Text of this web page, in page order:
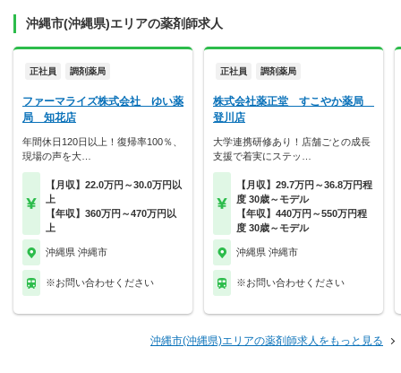
沖縄市(沖縄県)エリアの薬剤師求人
正社員 調剤薬局
ファーマライズ株式会社 ゆい薬
局 知花店
年間休日120日以上！復帰率100％、
現場の声を大…
【月収】22.0万円～30.0万円以
上
【年収】360万円～470万円以
上
沖縄県 沖縄市
※お問い合わせください
正社員 調剤薬局
株式会社薬正堂 すこやか薬局
登川店
大学連携研修あり！店舗ごとの成長
支援で着実にステッ…
【月収】29.7万円～36.8万円程
度 30歳～モデル
【年収】440万円～550万円程
度 30歳～モデル
沖縄県 沖縄市
※お問い合わせください
沖縄市(沖縄県)エリアの薬剤師求人をもっと見る